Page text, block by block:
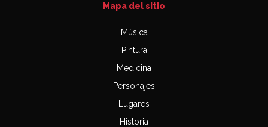
Mapa del sitio
Música
Pintura
Medicina
Personajes
Lugares
Historia